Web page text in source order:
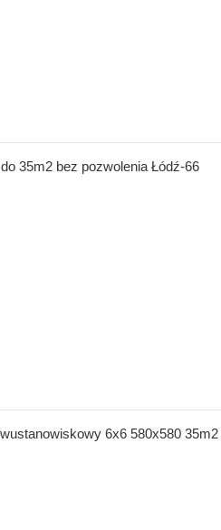
35m2 bez pozwolenia Łódź-66
6x6 580x580 35m2